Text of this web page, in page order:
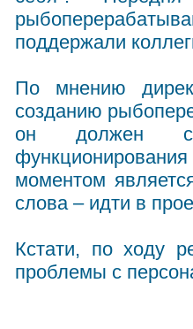
поддержали
По мнению
созданию
он должен
моментом
слова – идти в
Кстати, по ходу
проблемы с